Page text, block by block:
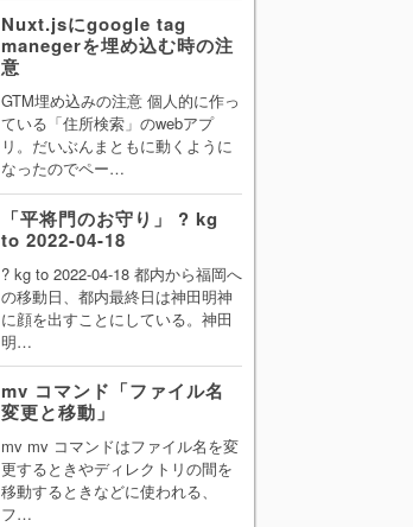
Nuxt.jsにgoogle tag
manegerを埋め込む時の注
意
GTM埋め込みの注意 個人的に作っ
ている「住所検索」のwebアプ
リ。だいぶんまともに動くように
なったのでペー…
「平将門のお守り」 ? kg
to 2022-04-18
? kg to 2022-04-18 都内から福岡へ
の移動日、都内最終日は神田明神
に顔を出すことにしている。神田
明…
mv コマンド「ファイル名
変更と移動」
mv mv コマンドはファイル名を変
更するときやディレクトリの間を
移動するときなどに使われる、
フ…